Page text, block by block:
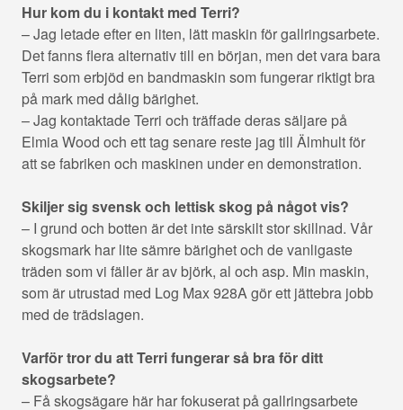
Hur kom du i kontakt med Terri?
– Jag letade efter en liten, lätt maskin för gallringsarbete.
Det fanns flera alternativ till en början, men det vara bara
Terri som erbjöd en bandmaskin som fungerar riktigt bra
på mark med dålig bärighet.
– Jag kontaktade Terri och träffade deras säljare på
Elmia Wood och ett tag senare reste jag till Älmhult för
att se fabriken och maskinen under en demonstration.
Skiljer sig svensk och lettisk skog på något vis?
– I grund och botten är det inte särskilt stor skillnad. Vår
skogsmark har lite sämre bärighet och de vanligaste
träden som vi fäller är av björk, al och asp. Min maskin,
som är utrustad med Log Max 928A gör ett jättebra jobb
med de trädslagen.
Varför tror du att Terri fungerar så bra för ditt
skogsarbete?
– Få skogsägare här har fokuserat på gallringsarbete